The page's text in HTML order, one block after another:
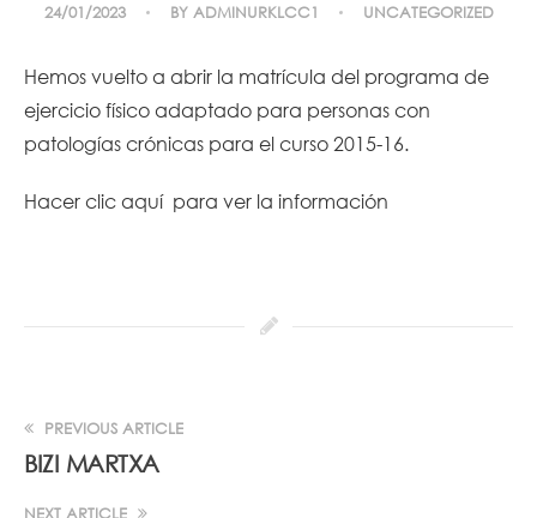
24/01/2023 BY ADMINURKLCC1 UNCATEGORIZED
Hemos vuelto a abrir la matrícula del programa de
ejercicio físico adaptado para personas con
patologías crónicas para el curso 2015-16.
Hacerclic aquípara ver la información
PREVIOUS ARTICLE
BIZI MARTXA
NEXT ARTICLE